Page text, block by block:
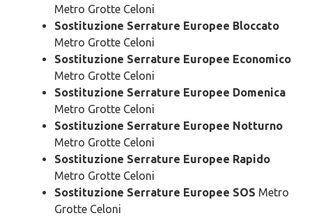
Metro Grotte Celoni
Sostituzione Serrature Europee Bloccato
Metro Grotte Celoni
Sostituzione Serrature Europee Economico
Metro Grotte Celoni
Sostituzione Serrature Europee Domenica
Metro Grotte Celoni
Sostituzione Serrature Europee Notturno
Metro Grotte Celoni
Sostituzione Serrature Europee Rapido
Metro Grotte Celoni
Sostituzione Serrature Europee SOS Metro
Grotte Celoni